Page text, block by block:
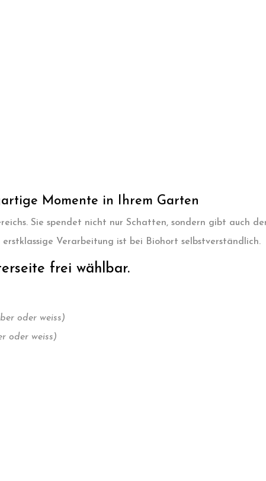
Momente in Ihrem Garten
Sie spendet nicht nur Schatten, sondern gibt auch
Verarbeitung ist bei Biohort selbstverständlich.
frei wählbar.
oder weiss)
oder weiss)